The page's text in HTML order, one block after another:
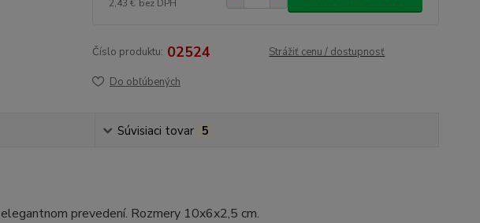
2,43 € bez DPH
Číslo produktu: 02524 Strážiť cenu / dostupnosť
Do obľúbených
Súvisiaci tovar 5
prevedení. Rozmery 10x6x2,5 cm.